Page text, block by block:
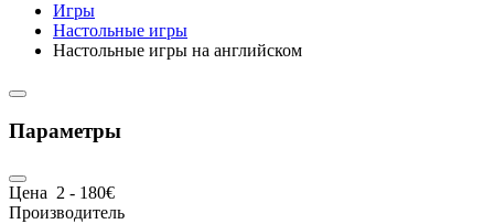
Игры
Настольные игры
Настольные игры на английском
Параметры
Цена 2 - 180€
Производитель